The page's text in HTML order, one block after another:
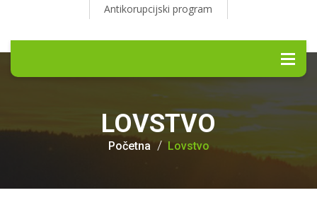
Antikorupcijski program
LOVSTVO
Početna Lovstvo